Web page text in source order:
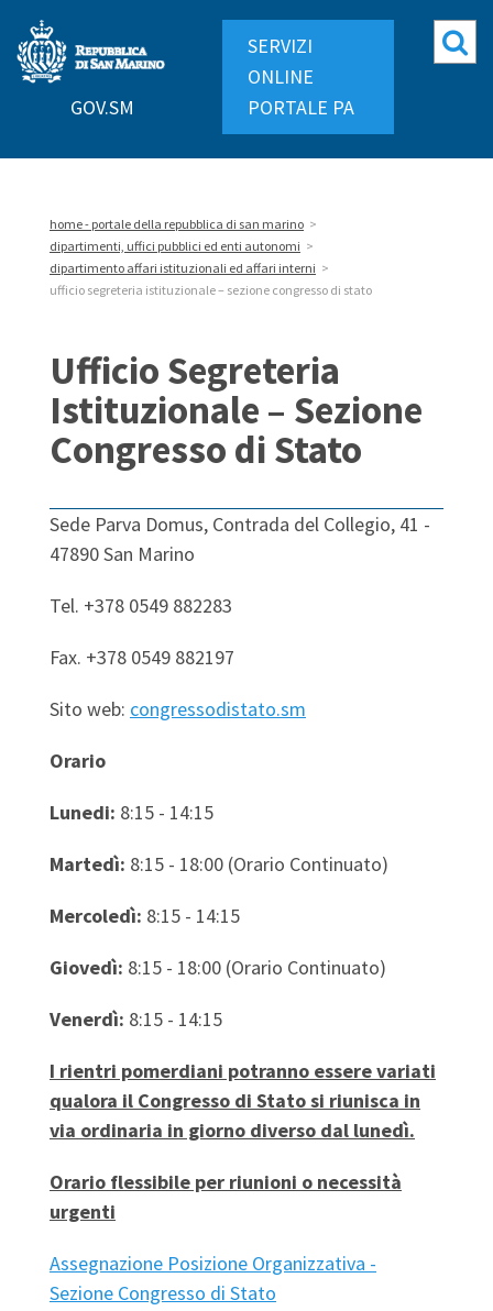
Repubblica
di
GOV.SM
SERVIZI
ONLINE
PORTALE PA
home - portale della repubblica di san marino >
dipartimenti, uffici pubblici ed enti autonomi >
dipartimento affari istituzionali ed affari interni >
ufficio segreteria istituzionale – sezione congresso di stato
Ufficio Segreteria
Istituzionale – Sezione
Congresso di Stato
Sede Parva Domus, Contrada del Collegio, 41 -
47890 San Marino
Tel. +378 0549 882283
Fax. +378 0549 882197
Sito web: congressodistato.sm
Orario
Lunedi: 8:15 - 14:15
Martedì: 8:15 - 18:00 (Orario Continuato)
Mercoledì: 8:15 - 14:15
Giovedì: 8:15 - 18:00 (Orario Continuato)
Venerdì: 8:15 - 14:15
I rientri pomerdiani potranno essere variati
qualora il Congresso di Stato si riunisca in
via ordinaria in giorno diverso dal lunedì.
Orario flessibile per riunioni o necessità
urgenti
Assegnazione Posizione Organizzativa -
Sezione Congresso di Stato